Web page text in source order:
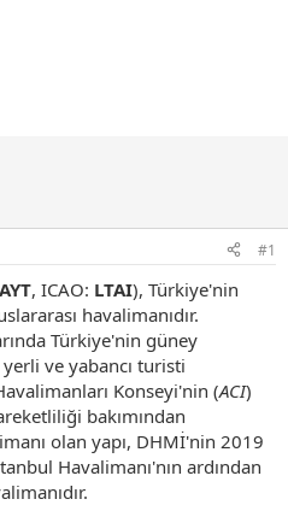
#1
AYT, ICAO: LTAI), Türkiye'nin
havalimanıdır.
Türkiye'nin güney
ve yabancı turisti
Konseyi'nin (ACI)
bakımından
olan yapı, DHMİ'nin 2019
Havalimanı'nın ardından